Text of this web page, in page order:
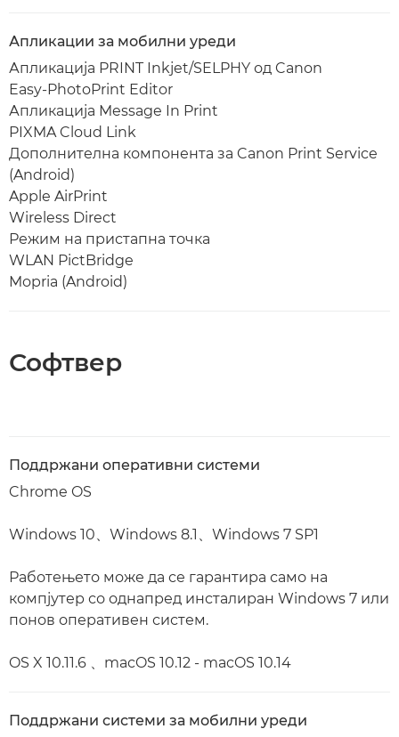
Апликации за мобилни уреди
Апликација PRINT Inkjet/SELPHY од Canon
Easy-PhotoPrint Editor
Апликација Message In Print
PIXMA Cloud Link
Дополнителна компонента за Canon Print Service
(Android)
Apple AirPrint
Wireless Direct
Режим на пристапна точка
WLAN PictBridge
Mopria (Android)
Софтвер
Поддржани оперативни системи
Chrome OS
Windows 10、Windows 8.1、Windows 7 SP1
Работењето може да се гарантира само на
компјутер со однапред инсталиран Windows 7 или
понов оперативен систем.
OS X 10.11.6 、macOS 10.12 - macOS 10.14
Поддржани системи за мобилни уреди